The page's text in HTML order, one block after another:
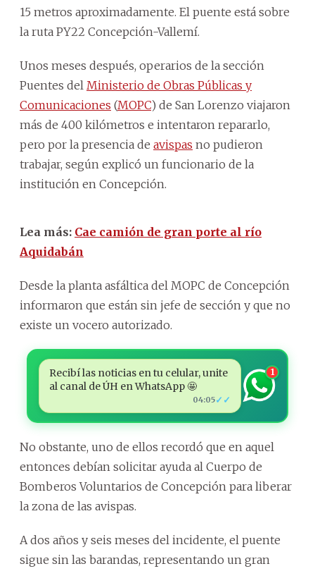
15 metros aproximadamente. El puente está sobre
la ruta PY22 Concepción-Vallemí.
Unos meses después, operarios de la sección
Puentes del Ministerio de Obras Públicas y
Comunicaciones (MOPC) de San Lorenzo viajaron
más de 400 kilómetros e intentaron repararlo,
pero por la presencia de avispas no pudieron
trabajar, según explicó un funcionario de la
institución en Concepción.
Lea más: Cae camión de gran porte al río
Aquidabán
Desde la planta asfáltica del MOPC de Concepción
informaron que están sin jefe de sección y que no
existe un vocero autorizado.
Recibí las noticias en tu celular, unite
al canal de ÚH en WhatsApp 🤩
04:05✓✓
1
No obstante, uno de ellos recordó que en aquel
entonces debían solicitar ayuda al Cuerpo de
Bomberos Voluntarios de Concepción para liberar
la zona de las avispas.
A dos años y seis meses del incidente, el puente
sigue sin las barandas, representando un gran